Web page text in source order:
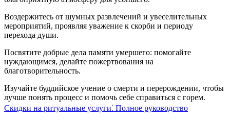
Воздержитесь от шумных развлечений и увеселительных
мероприятий, проявляя уважение к скорби и периоду
перехода души.
Посвятите добрые дела памяти умершего: помогайте
нуждающимся, делайте пожертвования на
благотворительность.
Изучайте буддийское учение о смерти и перерождении, чтобы
лучше понять процесс и помочь себе справиться с горем.
Скидки на ритуальные услуги⁚ Полное руководство